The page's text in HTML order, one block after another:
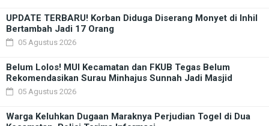
UPDATE TERBARU! Korban Diduga Diserang Monyet di Inhil
Bertambah Jadi 17 Orang
05 Agustus 2026
Belum Lolos! MUI Kecamatan dan FKUB Tegas Belum
Rekomendasikan Surau Minhajus Sunnah Jadi Masjid
05 Agustus 2026
Warga Keluhkan Dugaan Maraknya Perjudian Togel di Dua